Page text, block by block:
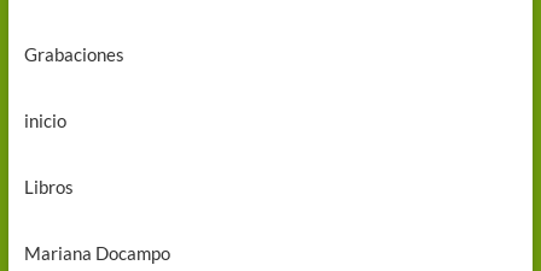
Grabaciones
inicio
Libros
Mariana Docampo